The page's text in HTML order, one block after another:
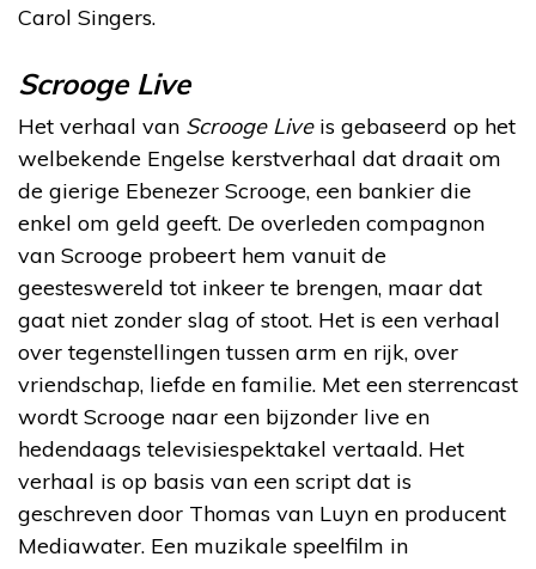
Carol Singers.
Scrooge Live
Het verhaal van Scrooge Liveis gebaseerd op het
welbekende Engelse kerstverhaal dat draait om
de gierige Ebenezer Scrooge, een bankier die
enkel om geld geeft. De overleden compagnon
van Scrooge probeert hem vanuit de
geesteswereld tot inkeer te brengen, maar dat
gaat niet zonder slag of stoot. Het is een verhaal
over tegenstellingen tussen arm en rijk, over
vriendschap, liefde en familie. Met een sterrencast
wordt Scrooge naar een bijzonder live en
hedendaags televisiespektakel vertaald. Het
verhaal is op basis van een script dat is
geschreven door Thomas van Luyn en producent
Mediawater. Een muzikale speelfilm in